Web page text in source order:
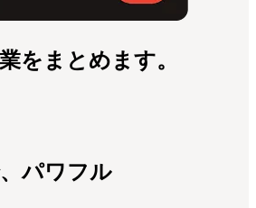
をまとめます。
パワフル